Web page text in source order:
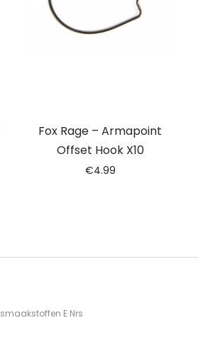
Fox Rage – Armapoint
Offset Hook X10
€4.99
E Nrs